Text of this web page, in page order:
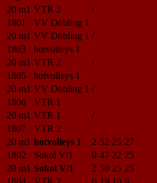
20 m1 VTR 2
/
1801
VV Döbling 1
20 m1 VV Döbling 1 /
1803
hotvolleys 1
20 m1 VTR 2
/
1805
hotvolleys 1
20 m1 VV Döbling 1 /
1806
VTR 1
20 m1 VTR 1
/
1807
VTR 2
20 m1 hotvolleys 1 2 52 25 27
1802
Sokol V/1 0 47 22 25
20 m1 Sokol V/1 2 50 25 25